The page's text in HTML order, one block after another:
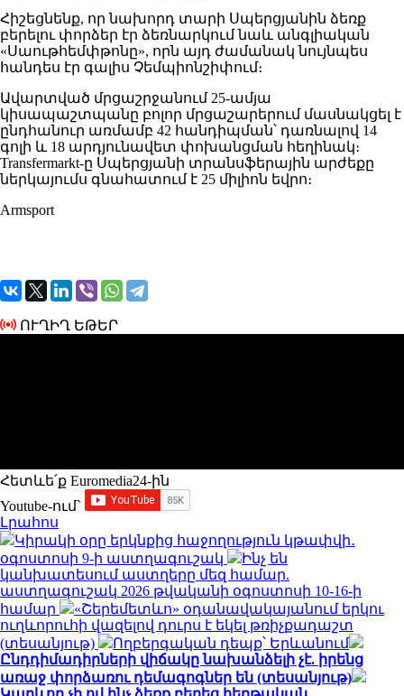
Հիշեցնենք, որ նախորդ տարի Սպերցյանին ձեռք
բերելու փորձեր էր ձեռնարկում նաև անգլիական
«Սաութհեմփթոնը», որն այդ ժամանակ նույնպես
հանդես էր գալիս Չեմպիոնշիփում։
Ավարտված մրցաշրջանում 25-ամյա
կիսապաշտպանը բոլոր մրցաշարերում մասնակցել է
ընդհանուր առմամբ 42 հանդիպման՝ դառնալով 14
գոլի և 18 արդյունավետ փոխանցման հեղինակ։
Transfermarkt-ը Սպերցյանի տրանսֆերային արժեքը
ներկայումս գնահատում է 25 միլիոն եվրո։
Armsport
ՈՒՂԻՂ ԵԹԵՐ
Հետևե՛ք Euromedia24-ին
Youtube-ում`
Լրահոս
Կիրակի օրը երկնքից հաջողություն կթափվի․
օգոստոսի 9-ի աստղագուշակ
Ինչ են
կանխատեսում աստղերը մեզ համար.
աստղագուշակ 2026 թվականի օգոստոսի 10-16-ի
համար
«Շերեմետևո» օդանավակայանում երկու
ուղևորուհի վազելով դուրս է եկել թռիչքադաշտ
(տեսանյութ)
Ողբերգական դեպք՝ Երևանում
Ընդդիմադիրների վիճակը նախանձելի չէ. իրենց
առաջ փորձառու դեմագոգներ են (տեսանյութ)